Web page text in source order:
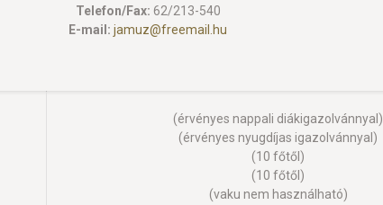
Telefon/Fax: 62/213-540
E-mail: jamuz@freemail.hu
(érvényes nappali diákigazolvánnyal)
(érvényes nyugdíjas igazolvánnyal)
(10 főtől)
(10 főtől)
(vaku nem használható)